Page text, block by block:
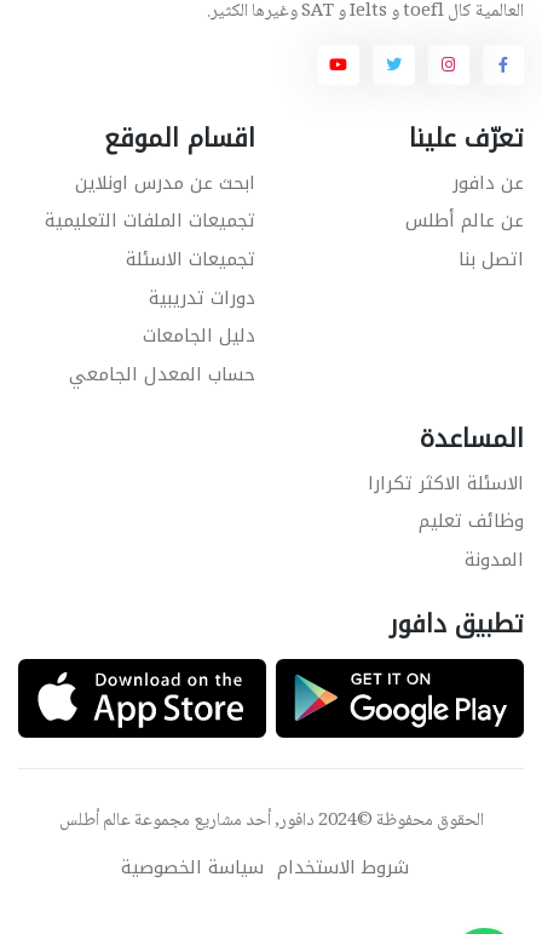
العالمية كال toefl و Ielts و SAT وغيرها الكثير.
تعرّف علينا
عن دافور
عن عالم أطلس
اتصل بنا
اقسام الموقع
ابحث عن مدرس اونلاين
تجميعات الملفات التعليمية
تجميعات الاسئلة
دورات تدريبية
دليل الجامعات
حساب المعدل الجامعي
المساعدة
الاسئلة الاكثر تكرارا
وظائف تعليم
المدونة
تطبيق دافور
الحقوق محفوظة ©2024 دافور, أحد مشاريع مجموعة عالم أطلس
شروط الاستخدام سياسة الخصوصية